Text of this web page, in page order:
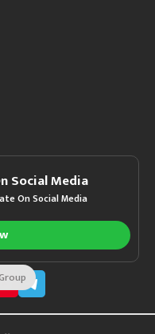
Social Media
On Social Media